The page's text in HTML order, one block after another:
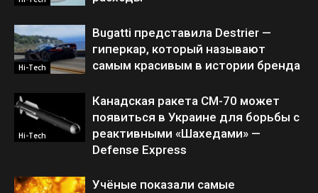
Hi-Tech
Bugatti представила Destrier —
гиперкар, который называют
самым красивым в истории бренда
Hi-Tech
Канадская ракета CM-70 может
появиться в Украине для борьбы с
реактивными «Шахедами» —
Defense Express
Учёные показали самые